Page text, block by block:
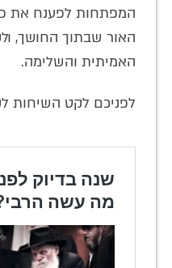
המפתחות לפענח את
האור שבתוך החושך,
האמיתית והשלימה.
לפניכם לקט השיחות